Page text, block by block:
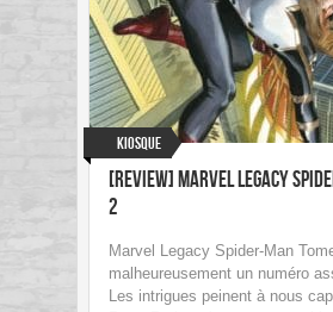
Kiosque
[Review] Marvel Legacy
2
Marvel Legacy Spider-Man
malheureusement un numéro
Les intrigues peinent à nous